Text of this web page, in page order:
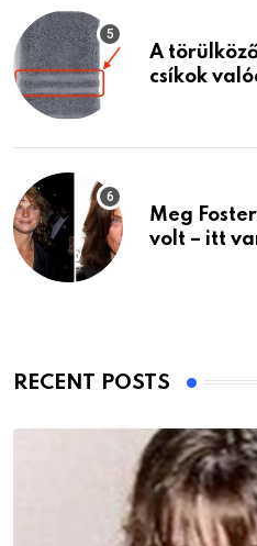
A
csíkok
Meg
volt – itt
RECENT POSTS